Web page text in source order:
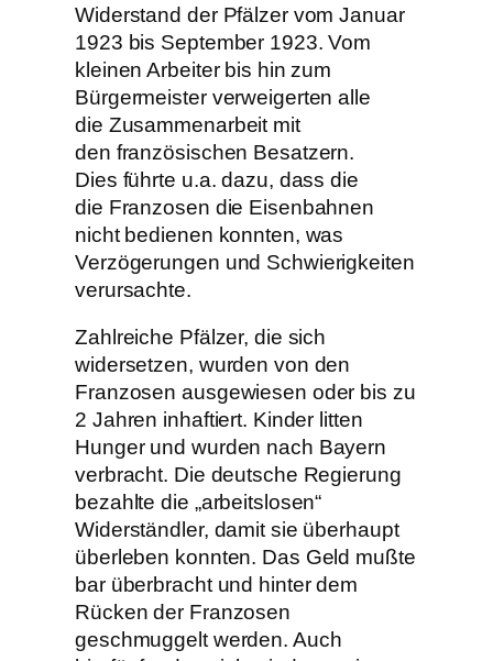
Widerstand der Pfälzer vom Januar
1923 bis September 1923. Vom
kleinen Arbeiter bis hin zum
Bürgermeister verweigerten alle
die Zusammenarbeit mit
den französischen Besatzern.
Dies führte u.a. dazu, dass die
die Franzosen die Eisenbahnen
nicht bedienen konnten, was
Verzögerungen und Schwierigkeiten
verursachte.
Zahlreiche Pfälzer, die sich
widersetzen, wurden von den
Franzosen ausgewiesen oder bis zu
2 Jahren inhaftiert. Kinder litten
Hunger und wurden nach Bayern
verbracht. Die deutsche Regierung
bezahlte die „arbeitslosen“
Widerständler, damit sie überhaupt
überleben konnten. Das Geld mußte
bar überbracht und hinter dem
Rücken der Franzosen
geschmuggelt werden. Auch